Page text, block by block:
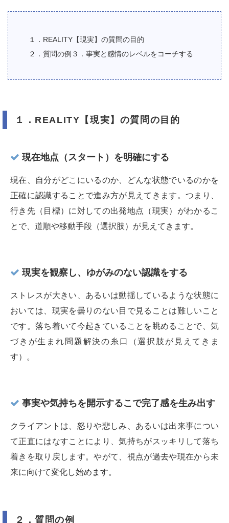
１．REALITY【現実】の質問の目的
２．質問の例３．事実と感情のレベルをコーチする
１．REALITY【現実】の質問の目的
現在地点（スタート）を明確にする
現在、自分がどこにいるのか、どんな状態でいるのかを
正確に認識することで進み方が見えてきます。つまり、
行き先（目標）に対しての出発地点（現実）がわかるこ
とで、道順や移動手段（選択肢）が見えてきます。
現実を観察し、ゆがみのない認識をする
ストレスが大きい、あるいは動揺しているような状態に
おいては、現実を曇りのない目で見ることは難しいこと
です。落ち着いて今起きていることを眺めることで、気
づきが生まれ問題解決の糸口（選択肢が見えてきま
す）。
事実や気持ちを開示するこで完了感を生み出す
クライアントは、怒りや悲しみ、あるいは出来事につい
て正直にはなすことにより、気持ちがスッキリして落ち
着きを取り戻します。やがて、視点が過去や現在から未
来に向けて変化し始めます。
２．質問の例